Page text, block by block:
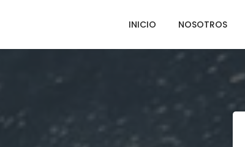
INICIO NOSOTROS